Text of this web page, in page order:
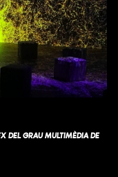
DEL GRAU MULTIMÈDIA DE